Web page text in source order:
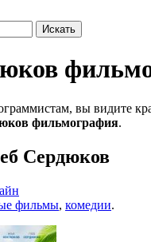
вы видите
фильмография.
Сердюков
фильмы, комедии.